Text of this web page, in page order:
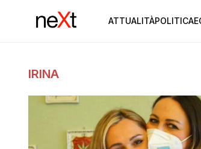
ATTUALITÀPOLITICA
IRINA